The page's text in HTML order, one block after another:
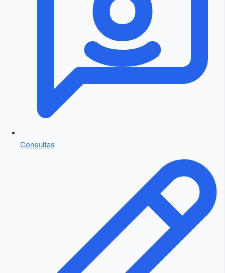
Consultas